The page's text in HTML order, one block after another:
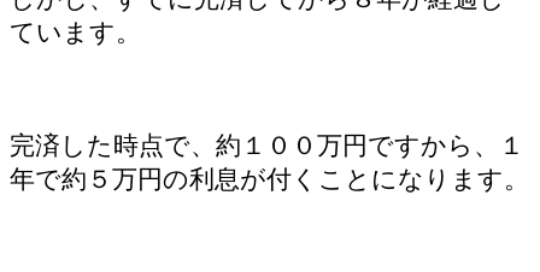
ています。
完済した時点で、約１００万円ですから、１
年で約５万円の利息が付くことになります。